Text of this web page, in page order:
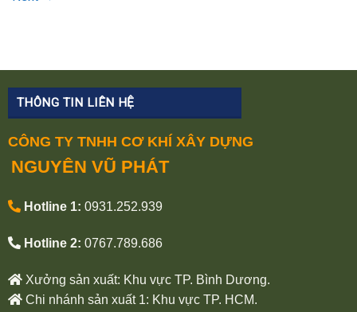
THÔNG TIN LIÊN HỆ
CÔNG TY TNHH CƠ KHÍ XÂY DỰNG
NGUYÊN VŨ PHÁT
Hotline 1: 0931.252.939
Hotline 2: 0767.789.686
Xưởng sản xuất: Khu vực TP. Bình Dương.
Chi nhánh sản xuất 1: Khu vực TP. HCM.